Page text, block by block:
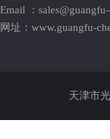
Email ：
网址： www.guangfu-
天津市